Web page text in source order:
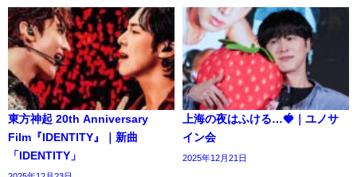
東方神起 20th Anniversary
Film『IDENTITY』｜新曲
「IDENTITY」
上海の夜はふける…🍓｜ユノサ
イン会
2025年12月21日